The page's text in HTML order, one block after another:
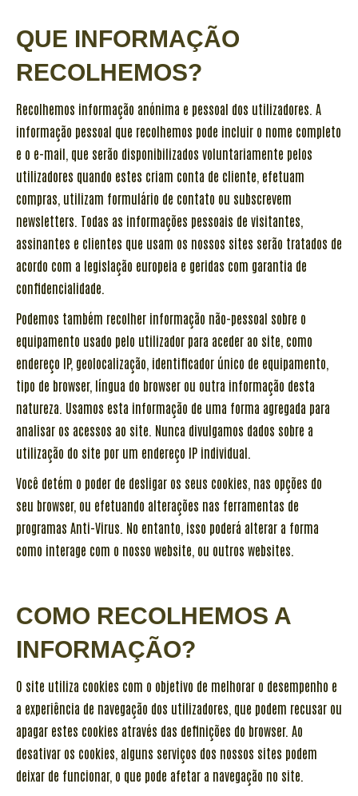
QUE INFORMAÇÃO
RECOLHEMOS?
Recolhemos informação anónima e pessoal dos utilizadores. A
informação pessoal que recolhemos pode incluir o nome completo
e o e-mail, que serão disponibilizados voluntariamente pelos
utilizadores quando estes criam conta de cliente, efetuam
compras, utilizam formulário de contato ou subscrevem
newsletters. Todas as informações pessoais de visitantes,
assinantes e clientes que usam os nossos sites serão tratados de
acordo com a legislação europeia e geridas com garantia de
confidencialidade.
Podemos também recolher informação não-pessoal sobre o
equipamento usado pelo utilizador para aceder ao site, como
endereço IP, geolocalização, identificador único de equipamento,
tipo de browser, língua do browser ou outra informação desta
natureza. Usamos esta informação de uma forma agregada para
analisar os acessos ao site. Nunca divulgamos dados sobre a
utilização do site por um endereço IP individual.
Você detém o poder de desligar os seus cookies, nas opções do
seu browser, ou efetuando alterações nas ferramentas de
programas Anti-Virus. No entanto, isso poderá alterar a forma
como interage com o nosso website, ou outros websites.
COMO RECOLHEMOS A
INFORMAÇÃO?
O site utiliza cookies com o objetivo de melhorar o desempenho e
a experiência de navegação dos utilizadores, que podem recusar ou
apagar estes cookies através das definições do browser. Ao
desativar os cookies, alguns serviços dos nossos sites podem
deixar de funcionar, o que pode afetar a navegação no site.